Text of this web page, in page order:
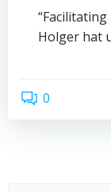
Holger hat
0